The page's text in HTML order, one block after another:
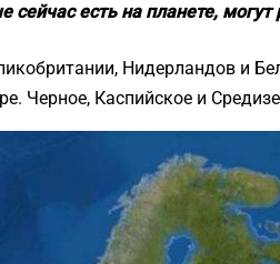
сейчас есть на планете, могут
Нидерландов и
Черное, Каспийское и